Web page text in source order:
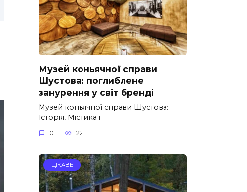
Музей коньячної справи
Шустова: поглиблене
занурення у світ бренді
Музей коньячної справи Шустова:
Історія, Містика і
0 22
ЦІКАВЕ